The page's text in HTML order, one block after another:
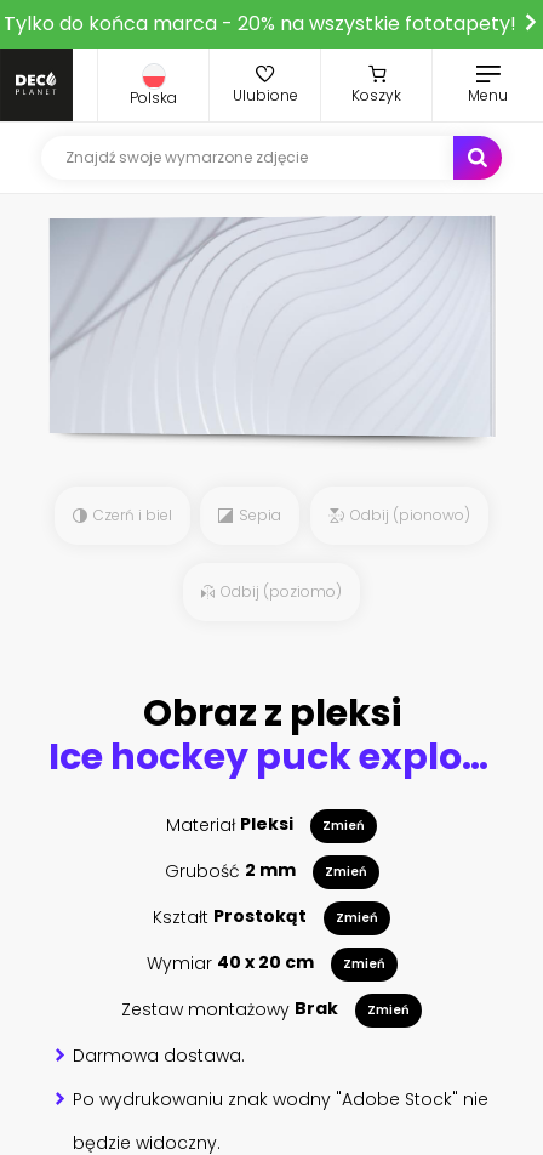
Tylko do końca marca - 20% na wszystkie fototapety!
Polska Ulubione Koszyk Menu
Czerń i biel Sepia Odbij (pionowo)
Odbij (poziomo)
Obraz z pleksi
Ice hockey puck exploding by elements fire and water. Background for sports tournament poster or placard. Vertical design with copy space.
Materiał Pleksi Zmień
Grubość 2 mm Zmień
Kształt Prostokąt Zmień
Wymiar 40 x 20 cm Zmień
Zestaw montażowy Brak Zmień
Darmowa dostawa.
Po wydrukowaniu znak wodny "Adobe Stock" nie
będzie widoczny.